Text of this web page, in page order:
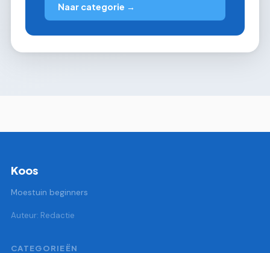
Naar categorie →
Koos
Moestuin beginners
Auteur: Redactie
CATEGORIEËN